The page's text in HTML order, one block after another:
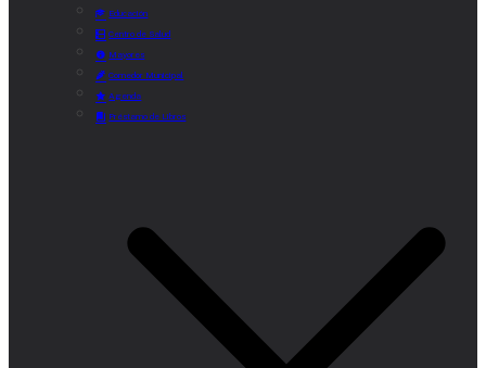
Educación
Centro de Salud
Mayores
Comedor Municipal
Agenda
Préstamo de Libros